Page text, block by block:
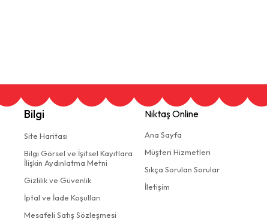
Bilgi
Site Haritası
Bilgi Görsel ve İşitsel Kayıtlara
İlişkin Aydınlatma Metni
Gizlilik ve Güvenlik
İptal ve İade Koşulları
Mesafeli Satış Sözleşmesi
Niktaş Online
Ana Sayfa
Müşteri Hizmetleri
Sıkça Sorulan Sorular
İletişim